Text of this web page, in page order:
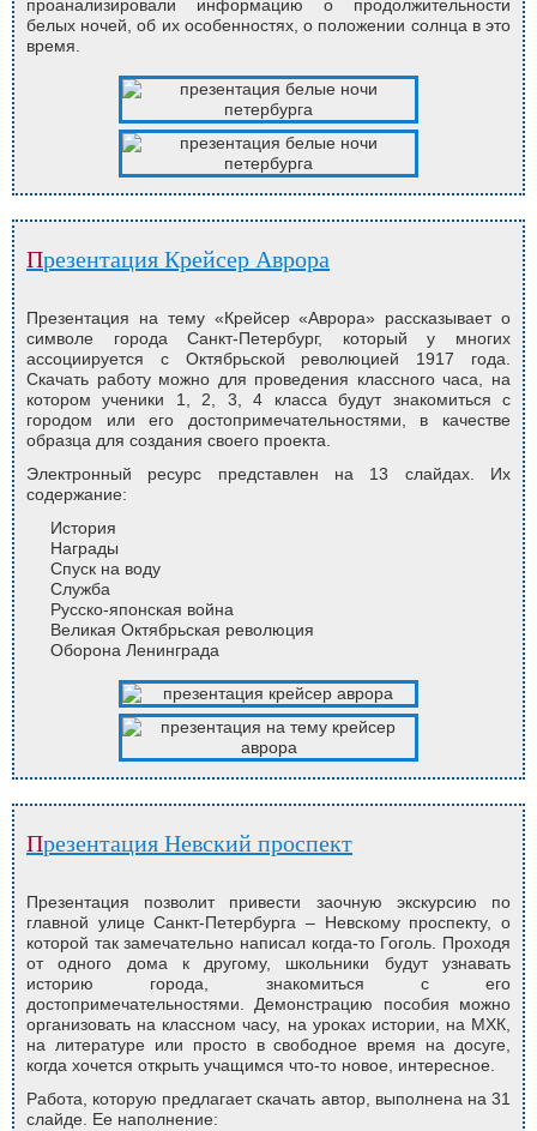
проанализировали информацию о продолжительности
белых ночей, об их особенностях, о положении солнца в это
время.
Презентация Крейсер Аврора
Презентация на тему «Крейсер «Аврора» рассказывает о
символе города Санкт-Петербург, который у многих
ассоциируется с Октябрьской революцией 1917 года.
Скачать работу можно для проведения классного часа, на
котором ученики 1, 2, 3, 4 класса будут знакомиться с
городом или его достопримечательностями, в качестве
образца для создания своего проекта.
Электронный ресурс представлен на 13 слайдах. Их
содержание:
История
Награды
Спуск на воду
Служба
Русско-японская война
Великая Октябрьская революция
Оборона Ленинграда
Презентация Невский проспект
Презентация позволит привести заочную экскурсию по
главной улице Санкт-Петербурга – Невскому проспекту, о
которой так замечательно написал когда-то Гоголь. Проходя
от одного дома к другому, школьники будут узнавать
историю города, знакомиться с его
достопримечательностями. Демонстрацию пособия можно
организовать на классном часу, на уроках истории, на МХК,
на литературе или просто в свободное время на досуге,
когда хочется открыть учащимся что-то новое, интересное.
Работа, которую предлагает скачать автор, выполнена на 31
слайде. Ее наполнение: